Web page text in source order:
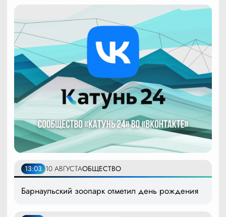
13:03 10 АВГУСТАОБЩЕСТВО
Барнаульский зоопарк отметил день рождения